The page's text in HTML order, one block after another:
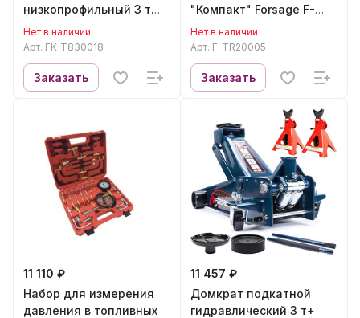
низкопрофильный 3 т.
(75-5100 мм.)
FORCEKRAFT FK-T830018
Нет в наличии
Арт. FK-T830018
Заказать
"Компакт" Forsage F-
TR20005
Нет в наличии
Арт. F-TR20005
Заказать
11 110 ₽
Набор для измерения
давления в топливных
11 457 ₽
Домкрат подкатной
гидравлический 3 т+